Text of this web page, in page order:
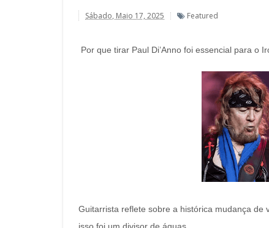
Sábado, Maio 17, 2025 Featured
Por que tirar Paul Di’Anno foi essencial para o
Guitarrista reflete sobre a histórica mudança